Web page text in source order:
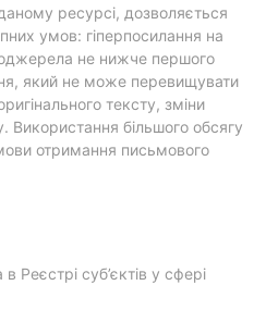
ресурсі, дозволяється
умов: гіперпосилання на
не нижче першого
який не може перевищувати
тексту, зміни
Використання більшого обсягу
отримання письмового
Реєстрі суб’єктів у сфері